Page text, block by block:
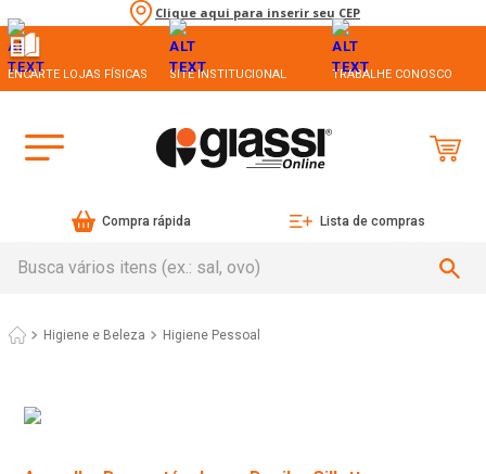
Clique aqui para inserir seu CEP
ENCARTE LOJAS FÍSICAS SITE INSTITUCIONAL TRABALHE CONOSCO
Compra rápida Lista de compras
Higiene e Beleza Higiene Pessoal